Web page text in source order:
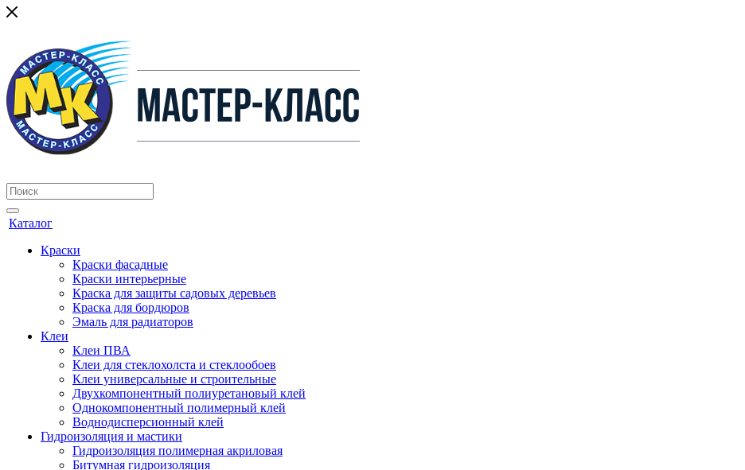
Каталог
Краски
Краски фасадные
Краски интерьерные
Краска для защиты садовых деревьев
⁠Краска для бордюров
Эмаль для радиаторов
Клеи
Клеи ПВА
Клеи для стеклохолста и стеклообоев
Клеи универсальные и строительные
Двухкомпонентный полиуретановый клей
Однокомпонентный полимерный клей
Воднодисперсионный клей
Гидроизоляция и мастики
Гидроизоляция полимерная акриловая
Битумная гидроизоляция